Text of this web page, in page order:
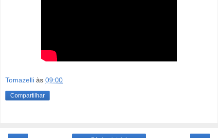
Tomazelli às 09:00
Compartilhar